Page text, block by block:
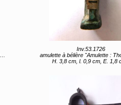
Inv.53.1726
amulette à bélière "Amulette : Thot (?)" (titre
H. 3,8 cm, l. 0,9 cm, E. 1,8